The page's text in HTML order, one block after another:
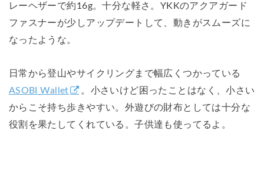
レーヘザーで約16g。十分な軽さ。YKKのアクアガード
ファスナーが少しアップデートして、動きがスムーズに
なったような。
日常から登山やサイクリングまで幅広くつかっている
ASOBI Wallet
。小さいけど困ったことはなく、小さい
からこそ持ち歩きやすい。外遊びの財布としては十分な
役割を果たしてくれている。子供達も使ってるよ。